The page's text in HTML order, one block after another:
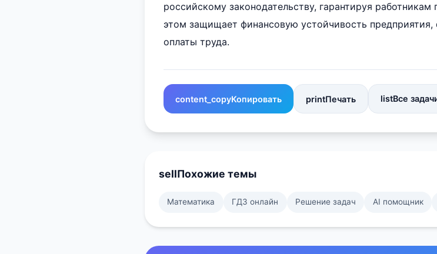
российскому законодательству, гарантируя
этом защищает финансовую устойчивость
оплаты труда.
content_copyКопировать printПечать listВсе
sellПохожие темы
Математика ГДЗ онлайн Решение задач AI помощник